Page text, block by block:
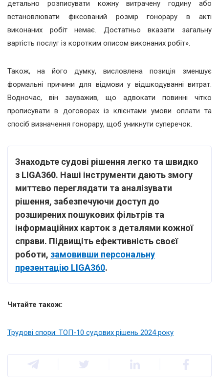
детально розписувати кожну витрачену годину або
встановлювати фіксований розмір гонорару в акті
виконаних робіт немає. Достатньо вказати загальну
вартість послуг із коротким описом виконаних робіт».
Також, на його думку, висловлена позиція зменшує
формальні причини для відмови у відшкодуванні витрат.
Водночас, він зауважив, що адвокати повинні чітко
прописувати в договорах із клієнтами умови оплати та
спосіб визначення гонорару, щоб уникнути суперечок.
Знаходьте судові рішення легко та швидко
з LIGA360. Наші інструменти дають змогу
миттєво переглядати та аналізувати
рішення, забезпечуючи доступ до
розширених пошукових фільтрів та
інформаційних карток з деталями кожної
справи. Підвищіть ефективність своєї
роботи, замовивши персональну
презентацію LIGA360.
Читайте також:
Трудові спори: ТОП-10 судових рішень 2024 року